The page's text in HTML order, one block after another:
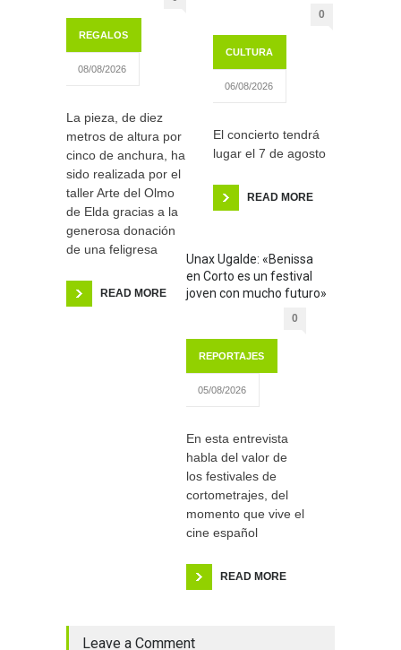
REGALOS
08/08/2026
La pieza, de diez
metros de altura por
cinco de anchura, ha
sido realizada por el
taller Arte del Olmo
de Elda gracias a la
generosa donación
de una feligresa
READ MORE
0
CULTURA
06/08/2026
El concierto tendrá
lugar el 7 de agosto
READ MORE
Unax Ugalde: «Benissa
en Corto es un festival
joven con mucho futuro»
0
REPORTAJES
05/08/2026
En esta entrevista
habla del valor de
los festivales de
cortometrajes, del
momento que vive el
cine español
READ MORE
Leave a Comment